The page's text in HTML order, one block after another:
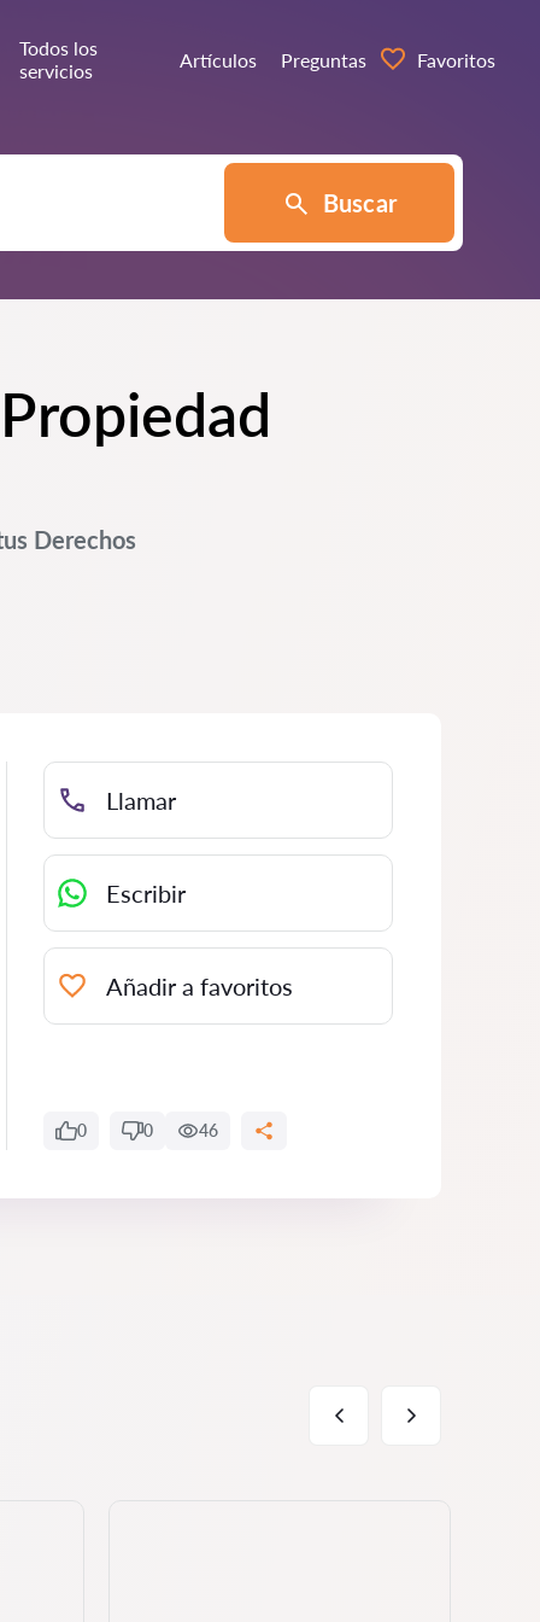
Todos los
servicios
Artículos Preguntas Favoritos
Buscar
Derechos
Llamar
Escribir
Añadir a favoritos
0 0 46